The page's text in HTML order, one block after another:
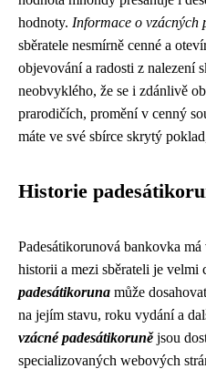
hodnoty. Informace o vzácných
sběratele nesmírně cenné a
objevování a radosti z nalezení
neobvyklého, že se i zdánlivě
prarodičích, promění v cenný
máte ve své sbírce skrytý
Historie
Padesátikorunová bankovka
historii a mezi sběrateli je velmi
padesátikoruna může
na jejím stavu, roku vydání a
vzácné padesátikorunějsou
specializovaných webových